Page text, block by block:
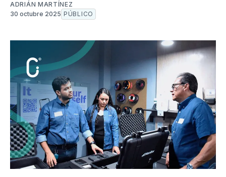
ADRIÁN MARTÍNEZ
30 octubre 2025 PÚBLICO